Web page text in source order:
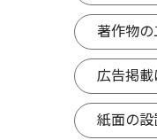
著作物
広告掲載
紙面の設